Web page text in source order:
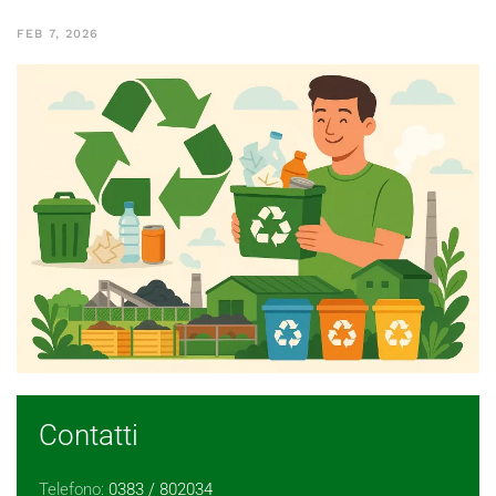
FEB 7, 2026
Contatti
Telefono: 0383 / 802034